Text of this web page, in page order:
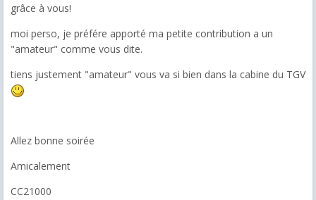
grâce à vous!
moi perso, je préfére apporté ma petite contribution a un
"amateur" comme vous dite.
tiens justement "amateur" vous va si bien dans la cabine du TGV
Allez bonne soirée
Amicalement
CC21000